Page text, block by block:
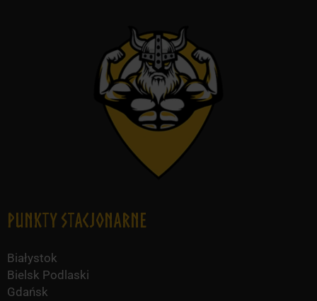
Punkty Stacjonarne
Białystok
Bielsk Podlaski
Gdańsk